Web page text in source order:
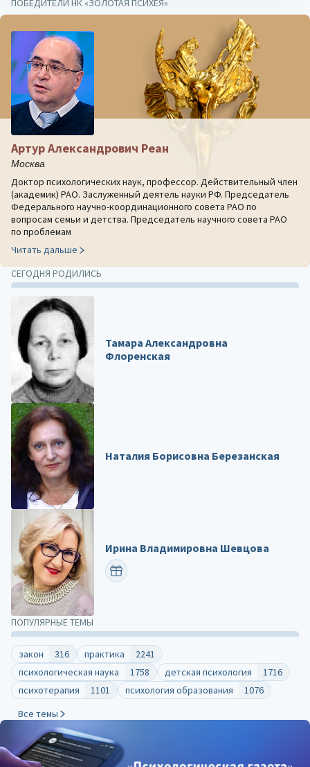
ПОПУЛЯРНЫЕ ТЕМЫ
закон 316 практика
2241
психологическая наука
1758 детская психология
1716
психотерапия
1101 психология образования
1076
Все темы
ПОБЕДИТЕЛИ НК «ЗОЛОТАЯ ПСИХЕЯ»
Артур Александрович Реан
Москва
Доктор психологических наук, профессор. Действительный член
(академик) РАО. Заслуженный деятель науки РФ. Председатель
Федерального научно-координационного совета РАО по
вопросам семьи и детства. Председатель научного совета РАО
по проблемам
Читать дальше
СЕГОДНЯ РОДИЛИСЬ
Тамара Александровна
Флоренская
Наталия Борисовна Березанская
Ирина Владимировна Шевцова
ПОЗДРАВИТЬ